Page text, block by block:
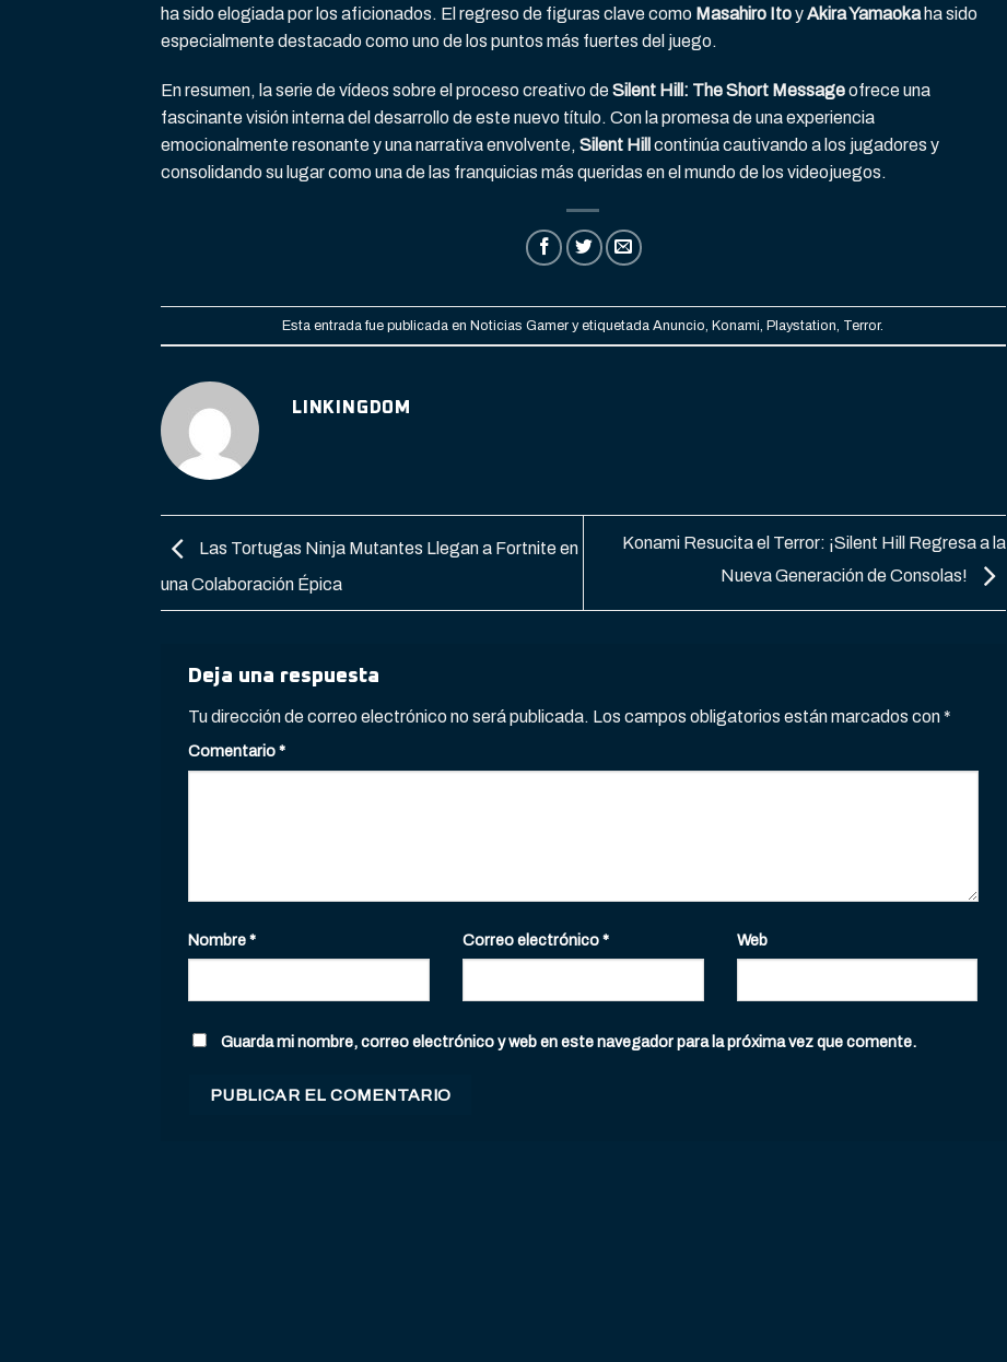
ha sido elogiada por los aficionados. El regreso de figuras clave como Masahiro ItoyAkira Yamaokaha sido
especialmente destacado como uno de los puntos más fuertes del juego.
En resumen, la serie de vídeos sobre el proceso creativo deSilent Hill: The Short Messageofrece una
fascinante visión interna del desarrollo de este nuevo título. Con la promesa de una experiencia
emocionalmente resonante y una narrativa envolvente, Silent Hill continúa cautivando a los jugadores y
consolidando su lugar como una de las franquicias más queridas en el mundo de los videojuegos.
Esta entrada fue publicada enNoticias Gamer y etiquetadaAnuncio ,Konami ,Playstation Terror.
LINKINGDOM
Las Tortugas Ninja Mutantes Llegan a Fortnite en
una Colaboración Épica
Konami Resucita el Terror: ¡Silent Hill Regresa a la
Nueva Generación de Consolas!
Deja una respuesta
Tu dirección de correo electrónico no será publicada. Los campos obligatorios están marcados con*
Comentario*
Nombre* Correo electrónico* Web
Guarda mi nombre, correo electrónico y web en este navegador para la próxima vez que comente.